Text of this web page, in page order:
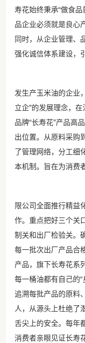
寿花始终秉承“做食
品企业必须就是良心
同时，从企业管理、
强化诚信体系建设，
发生产玉米油的企业
立企”的发展理念，
品牌“长寿花”产品高
出位置。从原料采购
了管理网络，分工细
本机制。旨在为消费
限公司全面推行精益
作。重点把好三个关
制关和出厂检验关。
每一批次出厂产品合
产品，旗下长寿花系
每一桶油都有自己的
追溯每批产品的原料
人，从源头上杜绝了
舌尖上的安全。每年
消费者亲眼见证长寿